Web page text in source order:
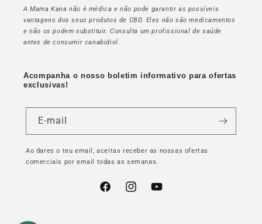
A Mama Kana não é médica e não pode garantir as possíveis
vantagens dos seus produtos de CBD. Eles não são medicamentos
e não os podem substituir. Consulta um profissional de saúde
antes de consumir canabidiol.
Acompanha o nosso boletim informativo para ofertas
exclusivas!
E-mail
Ao dares o teu email, aceitas receber as nossas ofertas
comerciais por email todas as semanas.
FacebookInstagramYouTube